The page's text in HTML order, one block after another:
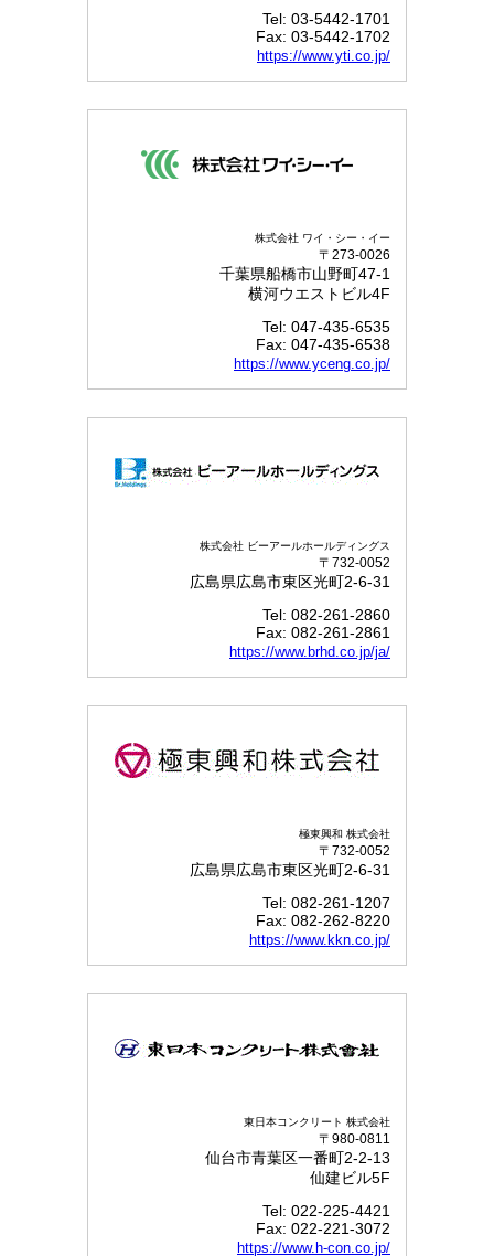
Tel: 03-5442-1701
Fax: 03-5442-1702
https://www.yti.co.jp/
株式会社 ワイ・シー・イー
〒273-0026
千葉県船橋市山野町47-1
横河ウエストビル4F
Tel: 047-435-6535
Fax: 047-435-6538
https://www.yceng.co.jp/
株式会社 ビーアールホールディングス
〒732-0052
広島県広島市東区光町2-6-31
Tel: 082-261-2860
Fax: 082-261-2861
https://www.brhd.co.jp/ja/
極東興和 株式会社
〒732-0052
広島県広島市東区光町2-6-31
Tel: 082-261-1207
Fax: 082-262-8220
https://www.kkn.co.jp/
東日本コンクリート 株式会社
〒980-0811
仙台市青葉区一番町2-2-13
仙建ビル5F
Tel: 022-225-4421
Fax: 022-221-3072
https://www.h-con.co.jp/